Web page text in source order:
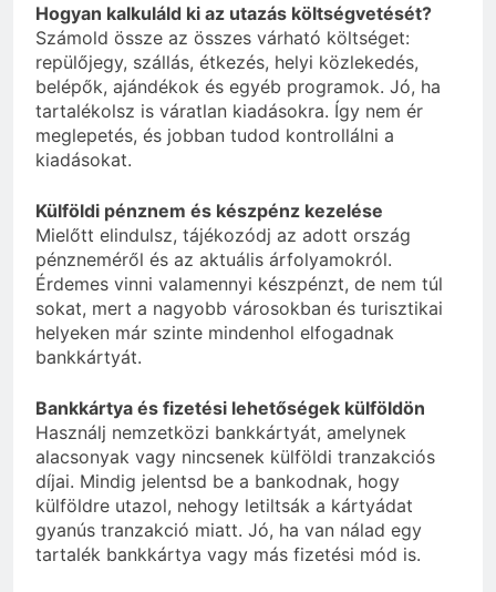
Hogyan kalkuláld ki az utazás költségvetését?
Számold össze az összes várható költséget:
repülőjegy, szállás, étkezés, helyi közlekedés,
belépők, ajándékok és egyéb programok. Jó, ha
tartalékolsz is váratlan kiadásokra. Így nem ér
meglepetés, és jobban tudod kontrollálni a
kiadásokat.
Külföldi pénznem és készpénz kezelése
Mielőtt elindulsz, tájékozódj az adott ország
pénzneméről és az aktuális árfolyamokról.
Érdemes vinni valamennyi készpénzt, de nem túl
sokat, mert a nagyobb városokban és turisztikai
helyeken már szinte mindenhol elfogadnak
bankkártyát.
Bankkártya és fizetési lehetőségek külföldön
Használj nemzetközi bankkártyát, amelynek
alacsonyak vagy nincsenek külföldi tranzakciós
díjai. Mindig jelentsd be a bankodnak, hogy
külföldre utazol, nehogy letiltsák a kártyádat
gyanús tranzakció miatt. Jó, ha van nálad egy
tartalék bankkártya vagy más fizetési mód is.